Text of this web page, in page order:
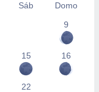
Sáb
Domo
9
15 16
22